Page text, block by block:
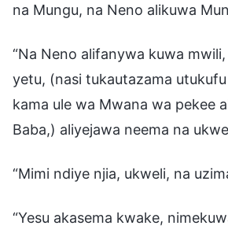
na Mungu, na Neno alikuwa
“Na Neno alifanywa kuwa
yetu, (nasi tukautazama
kama ule wa Mwana wa pekee
Baba,) aliyejawa neema na
“Mimi ndiye njia, ukweli, na
“Yesu akasema kwake,